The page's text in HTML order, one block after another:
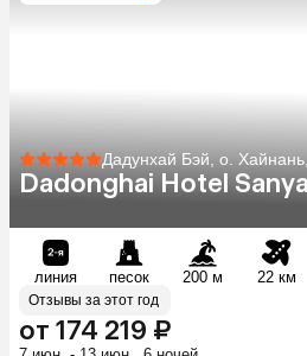
Дадунхай Бэй, о.
Dadonghai Hotel
линия песок 200 м 22 км
Отзывы за этот год
от 174 219 ₽